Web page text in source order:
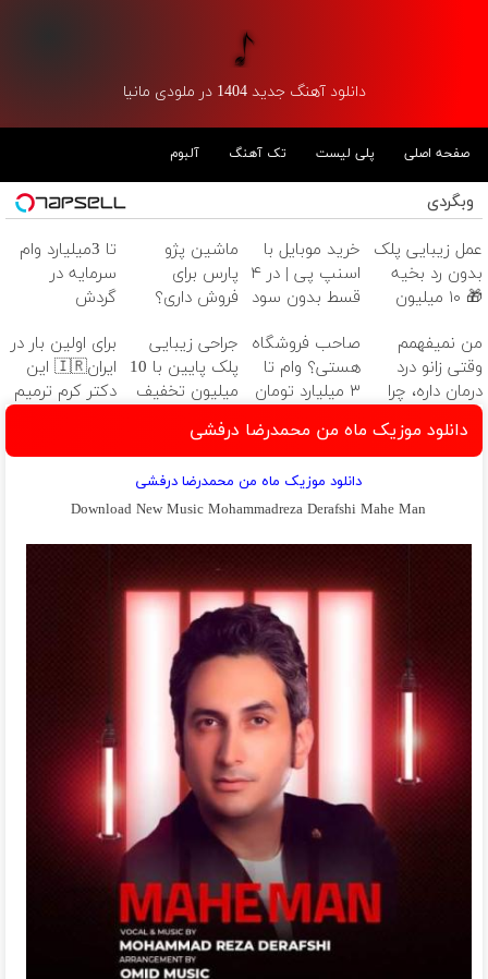
دانلود آهنگ جدید 1404 در ملودی مانیا
صفحه اصلی پلی لیست تک آهنگ آلبوم
وبگردی
عمل زیبایی پلک
بدون رد بخیه
🎁 ۱۰ میلیون
ویژه
خرید موبایل با
اسنپ پی | در ۴
قسط بدون سود
ماشین پژو
پارس برای
فروش داری؟
بفروشش
تا 3میلیارد وام
سرمایه در
گردش
فروشگاهت رو
ثبت کن
من نمیفهمم
وقتی زانو درد
درمان داره، چرا
دردش رو داری
تحمل میکنی؟❗
صاحب فروشگاه
هستی؟ وام تا
۳ میلیارد تومان
جراحی زیبایی
پلک پایین با 10
میلیون تخفیف
برای اولین بار در
ایران🇮🇷 این
دکتر کرم ترمیم
دانلود موزیک ماه من محمدرضا درفشی
دانلود موزیک ماه من محمدرضا درفشی
Download New Music Mohammadreza Derafshi Mahe Man